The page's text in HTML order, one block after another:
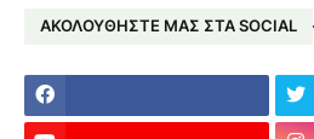
ΑΚΟΛΟΥΘΗΣΤΕ ΜΑΣ ΣΤΑ SOCIAL